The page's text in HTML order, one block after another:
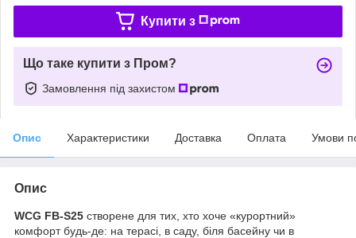
Купити з
Що таке купити з Пром?
Замовлення під захистом
Опис Характеристики Доставка Оплата Умови
Опис
WCG FB-S25 створене для тих, хто хоче «курортний»
комфорт будь-де: на терасі, в саду, біля басейну чи в